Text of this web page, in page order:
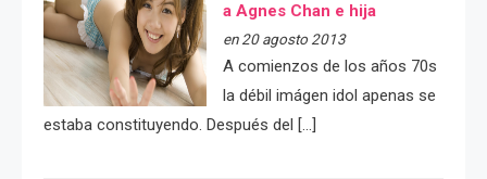
a Agnes Chan e hija
en 20 agosto 2013
A comienzos de los años 70s
la débil imágen idol apenas se
estaba constituyendo. Después del […]